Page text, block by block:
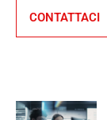
CONTATTACI